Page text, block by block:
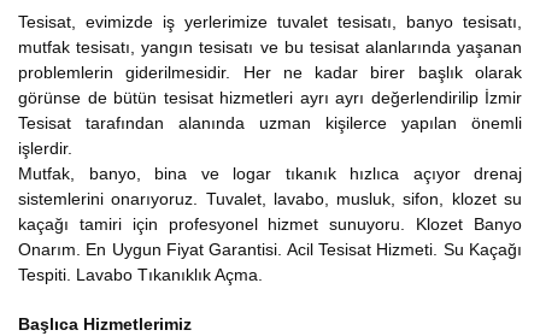
Tesisat, evimizde iş yerlerimize tuvalet tesisatı, banyo tesisatı,
mutfak tesisatı, yangın tesisatı ve bu tesisat alanlarında yaşanan
problemlerin giderilmesidir. Her ne kadar birer başlık olarak
görünse de bütün tesisat hizmetleri ayrı ayrı değerlendirilip İzmir
Tesisat tarafından alanında uzman kişilerce yapılan önemli
işlerdir.
Mutfak, banyo, bina ve logar tıkanık hızlıca açıyor drenaj
sistemlerini onarıyoruz. Tuvalet, lavabo, musluk, sifon, klozet su
kaçağı tamiri için profesyonel hizmet sunuyoru. Klozet Banyo
Onarım. En Uygun Fiyat Garantisi. Acil Tesisat Hizmeti. Su Kaçağı
Tespiti. Lavabo Tıkanıklık Açma.
Başlıca Hizmetlerimiz